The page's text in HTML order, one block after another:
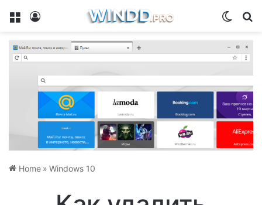
Menu
Home » Windows 10